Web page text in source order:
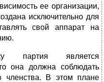
ее организации,
исключитель­но для
свой аппарат на
партия является
она должна соблюдать
членства. В этом плане